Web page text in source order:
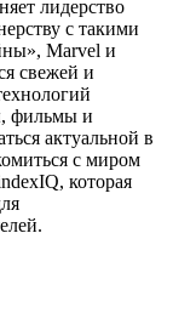
лидерство
с такими
Marvel и
свежей и
фильмы и
актуальной в
с миром
которая